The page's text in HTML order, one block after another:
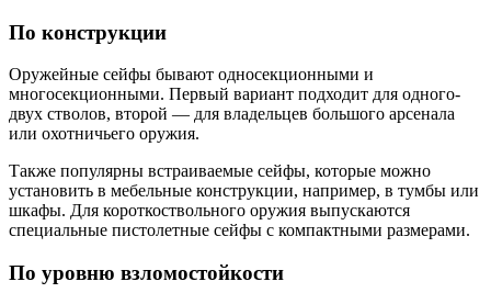
По конструкции
Оружейные сейфы бывают односекционными и
многосекционными. Первый вариант подходит для одного-
двух стволов, второй — для владельцев большого арсенала
или охотничьего оружия.
Также популярны встраиваемые сейфы, которые можно
установить в мебельные конструкции, например, в тумбы или
шкафы. Для короткоствольного оружия выпускаются
специальные пистолетные сейфы с компактными размерами.
По уровню взломостойкости